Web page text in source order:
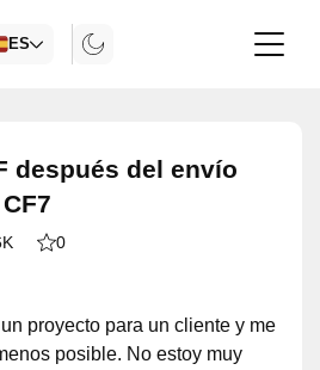
ES
después del envío
0
proyecto para un cliente y me
posible. No estoy muy